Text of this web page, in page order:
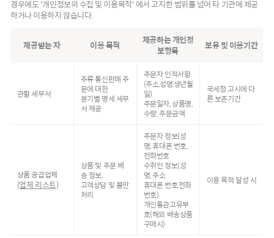
경우에도 '개인정보의 수집 및 이용목적' 에서 고지한 범위를 넘어 타 기관에 제공
하거나 이용하지 않습니다.
제공받는 자 이용 목적
제공하는 개인정
보항목
보유 및 이용기간
관할 세무서
주류 통신판매 주
문에 대한
분기별 명세 세무
서 제공
주문자 인적사항
(주소,성명,생년월
일)
주문일자, 상품명,
수량, 주문금액
국세청 고시에 다
른 보존기간
상품 공급업체
(업체 리스트)
상품 및 주문 배
송 정보,
고객상담 및 불만
처리
주문자 정보(성
명, 휴대폰 번호,
전화번호
수취인 정보(성
명, 주소
휴대폰 번호,전화
번호)
개인통관고유부
호(해외 배송상품
구매시)
이용 목적 달성 시